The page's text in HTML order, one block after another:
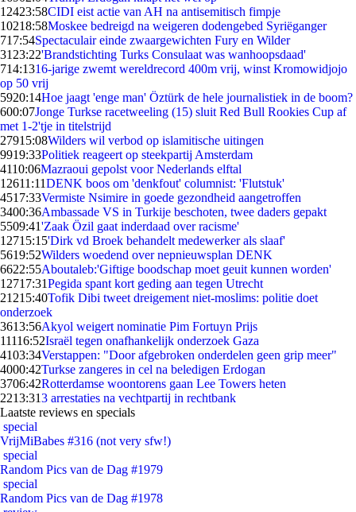
12423:58CIDI eist actie van AH na antisemitisch fimpje
10218:58Moskee bedreigd na weigeren dodengebed Syriëganger
717:54Spectaculair einde zwaargewichten Fury en Wilder
31 23:22'Brandstichting Turks Consulaat was wanhoopsdaad'
714:1316-jarige zwemt wereldrecord 400m vrij, winst Kromowidjojo
op 50 vrij
5920:14Hoe jaagt 'enge man' Öztürk de hele journalistiek in de boom?
600:07Jonge Turkse racetweeling (15) sluit Red Bull Rookies Cup af
met 1-2'tje in titelstrijd
27915:08Wilders wil verbod op islamitische uitingen
9919:33Politiek reageert op steekpartij Amsterdam
4110:06Mazraoui gepolst voor Nederlands elftal
12611:11DENK boos om 'denkfout' columnist: 'Flutstuk'
4517:33Vermiste Nsimire in goede gezondheid aangetroffen
3400:36Ambassade VS in Turkije beschoten, twee daders gepakt
5509:41'Zaak Özil gaat inderdaad over racisme'
12715:15'Dirk vd Broek behandelt medewerker als slaaf'
5619:52Wilders woedend over nepnieuwsplan DENK
6622:55Aboutaleb:'Giftige boodschap moet geuit kunnen worden'
12717:31Pegida spant kort geding aan tegen Utrecht
21215:40Tofik Dibi tweet dreigement niet-moslims: politie doet
onderzoek
3613:56Akyol weigert nominatie Pim Fortuyn Prijs
11116:52Israël tegen onafhankelijk onderzoek Gaza
4103:34Verstappen: "Door afgebroken onderdelen geen grip meer"
4000:42Turkse zangeres in cel na beledigen Erdogan
3706:42Rotterdamse woontorens gaan Lee Towers heten
2213:313 arrestaties na vechtpartij in rechtbank
Laatste reviews en specials
special
VrijMiBabes #316 (not very sfw!)
special
Random Pics van de Dag #1979
special
Random Pics van de Dag #1978